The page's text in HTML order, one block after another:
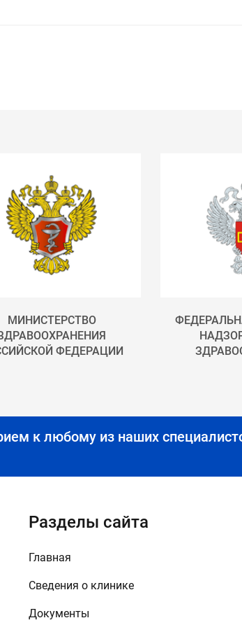
МИНИСТЕРСТВО
ФЕДЕРАЦИИ
к любому из наших
Разделы сайта
Главная
Сведения о клинике
Документы